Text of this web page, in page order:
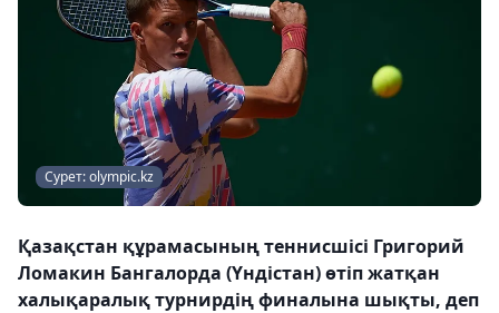
Сурет: olympic.kz
Қазақстан құрамасының теннисшісі Григорий
Ломакин Бангалорда (Үндістан) өтіп жатқан
халықаралық турнирдің финалына шықты, деп